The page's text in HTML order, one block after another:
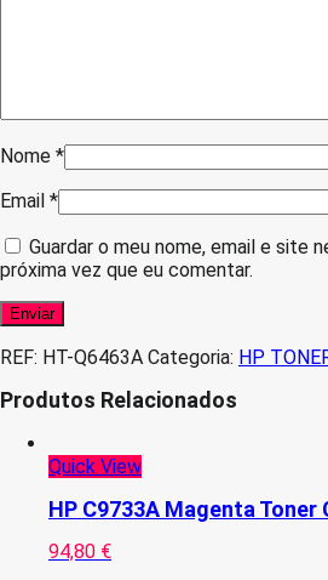
Nome *
Email *
Guardar o meu nome, email e site
próxima vez que eu comentar.
REF: HT-Q6463A Categoria: HP
Produtos Relacionados
Quick View
HP C9733A Magenta Toner
94,80 €